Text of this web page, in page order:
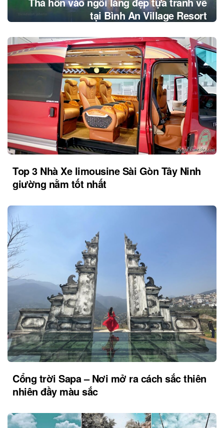
tại Bình An Village Resort
Top 3 Nhà Xe limousine Sài Gòn Tây Ninh
giường nằm tốt nhất
Cổng trời Sapa – Nơi mở ra cách sắc thiên
nhiên đầy màu sắc